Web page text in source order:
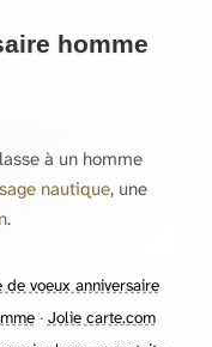
homme
à un homme
nautique, une
.
de voeux anniversaire
· Jolie carte.com